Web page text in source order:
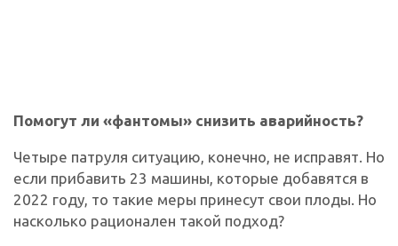
Помогут ли «фантомы» снизить аварийность?
Четыре патруля ситуацию, конечно, не исправят. Но
если прибавить 23 машины, которые добавятся в
2022 году, то такие меры принесут свои плоды. Но
насколько рационален такой подход?